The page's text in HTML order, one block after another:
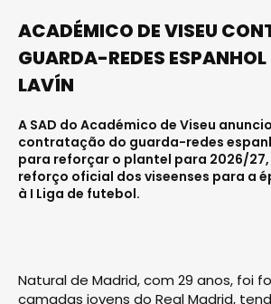
ACADÉMICO DE VISEU
GUARDA-REDES
LAVÍN
A SAD do Académico de Viseu
contratação do guarda-redes
para reforçar o plantel para 2026/27,
reforço oficial dos viseenses para a
à I Liga de futebol.
Natural de Madrid, com 29 anos, foi
camadas jovens do Real Madrid,